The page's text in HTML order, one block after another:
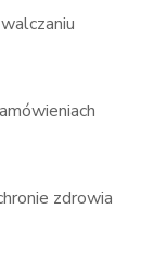
zdrowia